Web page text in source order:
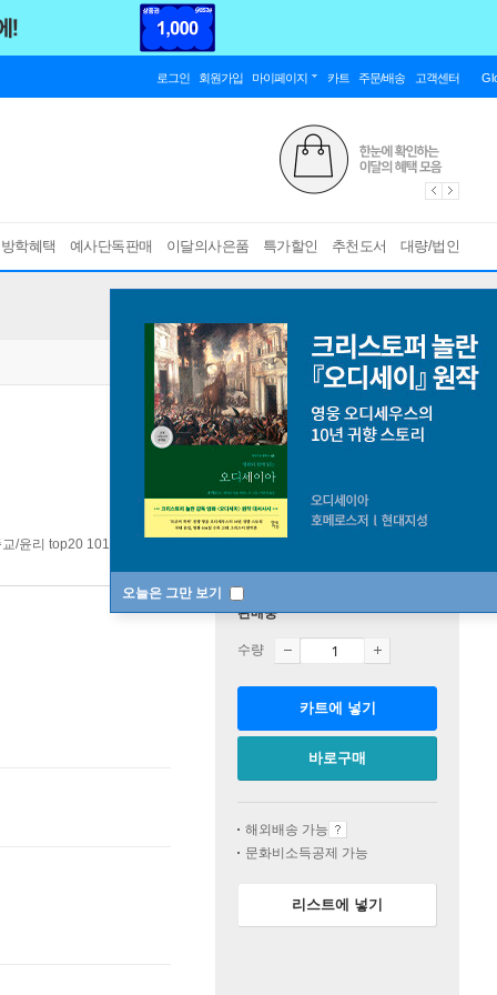
로그인 회원가입 마이페이지 카트 주문/배송 고객센터
학혜택 예사단독판매 이달의사은품 특가할인 추천도서 대량/법인
오늘은 그만 보기
/윤리 top20 101주
판매중
수량
카트에 넣기
바로구매
해외배송 가능
문화비소득공제 가능
리스트에 넣기